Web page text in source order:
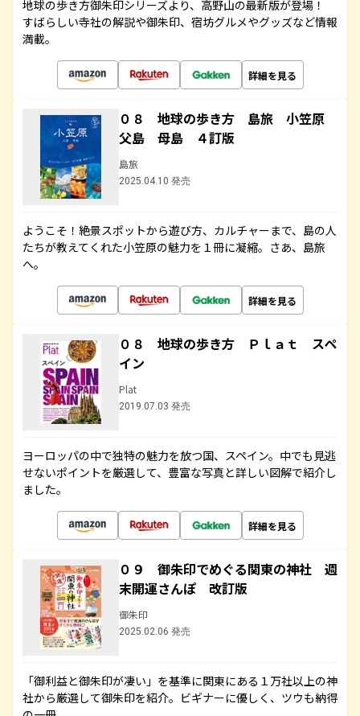
地球の歩き方御朱印シリーズより、高野山の最新版が登場！
すばらしい寺社の解説や御朱印、宿坊グルメやグッズなど情報
満載。
詳細を見る
０８ 地球の歩き方 島旅 小笠原
父島 母島 ４訂版
島旅
2025.04.10 発売
ようこそ！絶景スポットから遊び方、カルチャーまで、島の人
たちが教えてくれた小笠原の魅力を１冊に凝縮。さあ、島旅
へ。
詳細を見る
０８ 地球の歩き方 Ｐｌａｔ スペ
イン
Plat
2019.07.03 発売
ヨーロッパの中で独特の魅力を放つ国、スペイン。中でも見逃
せないポイントを厳選して、豊富な写真と詳しい図解で紹介し
ました。
詳細を見る
０９ 御朱印でめぐる関東の神社 週
末開運さんぽ 改訂版
御朱印
2025.02.06 発売
「御利益と御朱印が凄い」を基準に関東にある１万社以上の神
社から厳選して御朱印を紹介。ビギナーに優しく、ツウも納得